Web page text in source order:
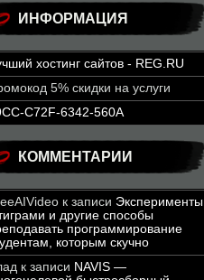
ИНФОРМАЦИЯ
хостинг сайтов - REG.RU
5% скидки на услуги
C72F-6342-560A
КОММЕНТАРИИ
к записи Эксперименты
и другие способы
программирование
которым скучно
к записи NAVIS —